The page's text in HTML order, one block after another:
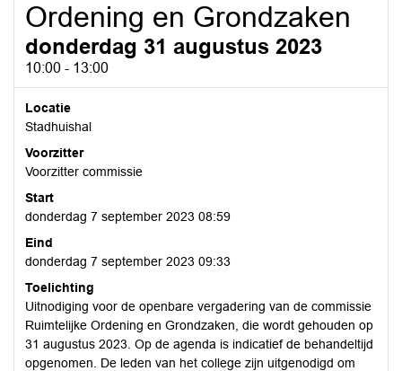
Ordening en Grondzaken
donderdag 31 augustus 2023
10:00 - 13:00
Locatie
Stadhuishal
Voorzitter
Voorzitter commissie
Start
donderdag 7 september 2023 08:59
Eind
donderdag 7 september 2023 09:33
Toelichting
Uitnodiging voor de openbare vergadering van de commissie
Ruimtelijke Ordening en Grondzaken, die wordt gehouden op
31 augustus 2023. Op de agenda is indicatief de behandeltijd
opgenomen. De leden van het college zijn uitgenodigd om